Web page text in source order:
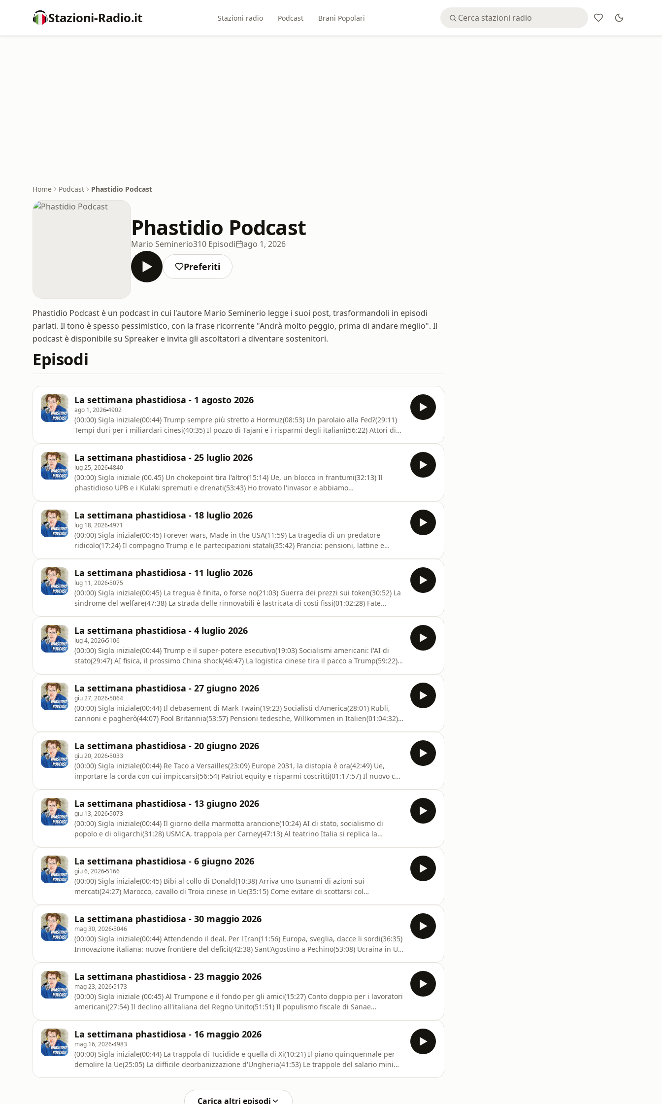
Stazioni-Radio.it Stazioni radio Podcast Brani Popolari
Home Podcast Phastidio Podcast
Phastidio Podcast
Mario Seminerio310 Episodi ago 1, 2026
Preferiti
Phastidio Podcast è un podcast in cui l'autore Mario Seminerio legge i suoi post, trasformandoli in episodi
parlati. Il tono è spesso pessimistico, con la frase ricorrente "Andrà molto peggio, prima di andare meglio". Il
podcast è disponibile su Spreaker e invita gli ascoltatori a diventare sostenitori.
Episodi
La settimana phastidiosa - 1 agosto 2026
ago 1, 20264902
(00:00) Sigla iniziale(00:44) Trump sempre più stretto a Hormuz(08:53) Un parolaio alla Fed?(29:11)
Tempi duri per i miliardari cinesi(40:35) Il pozzo di Tajani e i risparmi degli italiani(56:22) Attori di
not
La settimana phastidiosa - 25 luglio 2026
lug 25, 20264840
(00:00) Sigla iniziale (00.45) Un chokepoint tira l'altro(15:14) Ue, un blocco in frantumi(32:13) Il
phastidioso UPB e i Kulaki spremuti e drenati(53:43) Ho trovato l'invasor e abbiamo
podcast--4672101/support.
La settimana phastidiosa - 18 luglio 2026
lug 18, 20264971
(00:00) Sigla iniziale(00:45) Forever wars, Made in the USA(11:59) La tragedia di un predatore
ridicolo(17:24) Il compagno Trump e le partecipazioni statali(35:42) Francia: pensioni, lattine e
un suppo
La settimana phastidiosa - 11 luglio 2026
lug 11, 2026 5075
(00:00) Sigla iniziale(00:45) La tregua è finita, o forse no(21:03) Guerra dei prezzi sui token(30:52) La
sindrome del welfare(47:38) La strada delle rinnovabili è lastricata di costi fissi(01:02:28) Fate
-4672101/support
La settimana phastidiosa - 4 luglio 2026
lug 4, 2026 5106
(00:00) Sigla iniziale(00:44) Trump e il super-potere esecutivo(19:03) Socialismi americani: l'AI di
stato(29:47) AI fisica, il prossimo China shock(46:47) La logistica cinese tira il pacco a Trump(59:22)
han
La settimana phastidiosa - 27 giugno 2026
giu 27, 2026 5064
(00:00) Sigla iniziale(00:44) Il debasement di Mark Twain(19:23) Socialisti d'America(28:01) Rubli,
cannoni e pagherò(44:07) Fool Britannia(53:57) Pensioni tedesche, Willkommen in Italien(01:04:32)
notizie
La settimana phastidiosa - 20 giugno 2026
giu 20, 2026 5033
(00:00) Sigla iniziale(00:44) Re Taco a Versailles(23:09) Europe 2031, la distopia è ora(42:49) Ue,
importare la corda con cui impiccarsi(56:54) Patriot equity e risparmi coscritti(01:17:57) Il nuovo che
disponi
La settimana phastidiosa - 13 giugno 2026
giu 13, 2026 5073
(00:00) Sigla iniziale(00:44) Il giorno della marmotta arancione(10:24) AI di stato, socialismo di
popolo e di oligarchi(31:28) USMCA, trappola per Carney(47:13) Al teatrino Italia si replica la
podcast--4672101/support.
La settimana phastidiosa - 6 giugno 2026
giu 6, 2026 5166
(00:00) Sigla iniziale(00:45) Bibi al collo di Donald(10:38) Arriva uno tsunami di azioni sui
mercati(24:27) Marocco, cavallo di Troia cinese in Ue(35:15) Come evitare di scottarsi col
giovani disoccu
La settimana phastidiosa - 30 maggio 2026
mag 30, 2026 5046
(00:00) Sigla iniziale(00:44) Attendendo il deal. Per l'Iran(11:56) Europa, sveglia, dacce li sordi(36:35)
Innovazione italiana: nuove frontiere del deficit(42:38) Sant'Agostino a Pechino(53:08) Ucraina in Ue,
La settimana phastidiosa - 23 maggio 2026
mag 23, 2026 5173
(00:00) Sigla iniziale (00:45) Al Trumpone e il fondo per gli amici(15:27) Conto doppio per i lavoratori
americani(27:54) Il declino all'italiana del Regno Unito(51:51) Il populismo fiscale di Sanae
La settimana phastidiosa - 16 maggio 2026
mag 16, 20264983
(00:00) Sigla iniziale(00:44) La trappola di Tucidide e quella di Xi(10:21) Il piano quinquennale per
demolire la Ue(25:05) La difficile deorbanizzazione d'Ungheria(41:53) Le trappole del salario minimo
Carica altri episodi